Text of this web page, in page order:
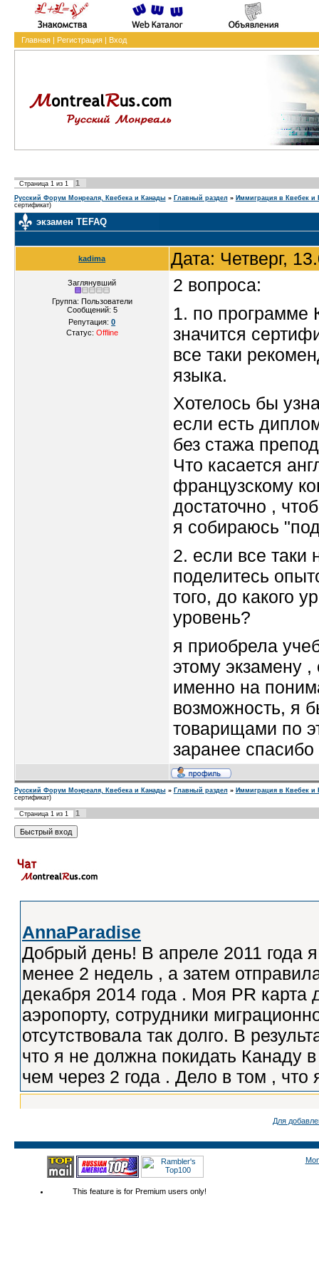
Главная| Регистрация| Вход
Страница 1из 1 1
Русский Форум Монреаля, Квебека и Канады » Главный раздел » Иммиграция в Квебек и
сертификат)
экзамен TEFAQ
kadima Дата: Четверг,
Заглянувший
Группа: Пользователи
Сообщений: 5
Репутация:0
Статус: Offline
2 вопроса:
1. по программе
значится
все таки
языка.
Хотелось бы
если есть
без стажа
Что касается
французскому
достаточно ,
я собираюсь
2. если все таки
поделитесь
того, до какого
уровень?
я приобрела
этому экзамену
именно на
возможность, я
товарищами по
заранее спасибо
Русский Форум Монреаля, Квебека и Канады » Главный раздел » Иммиграция в Квебек и
сертификат)
Страница 1из 1 1
Для
This feature is for Premium users only!